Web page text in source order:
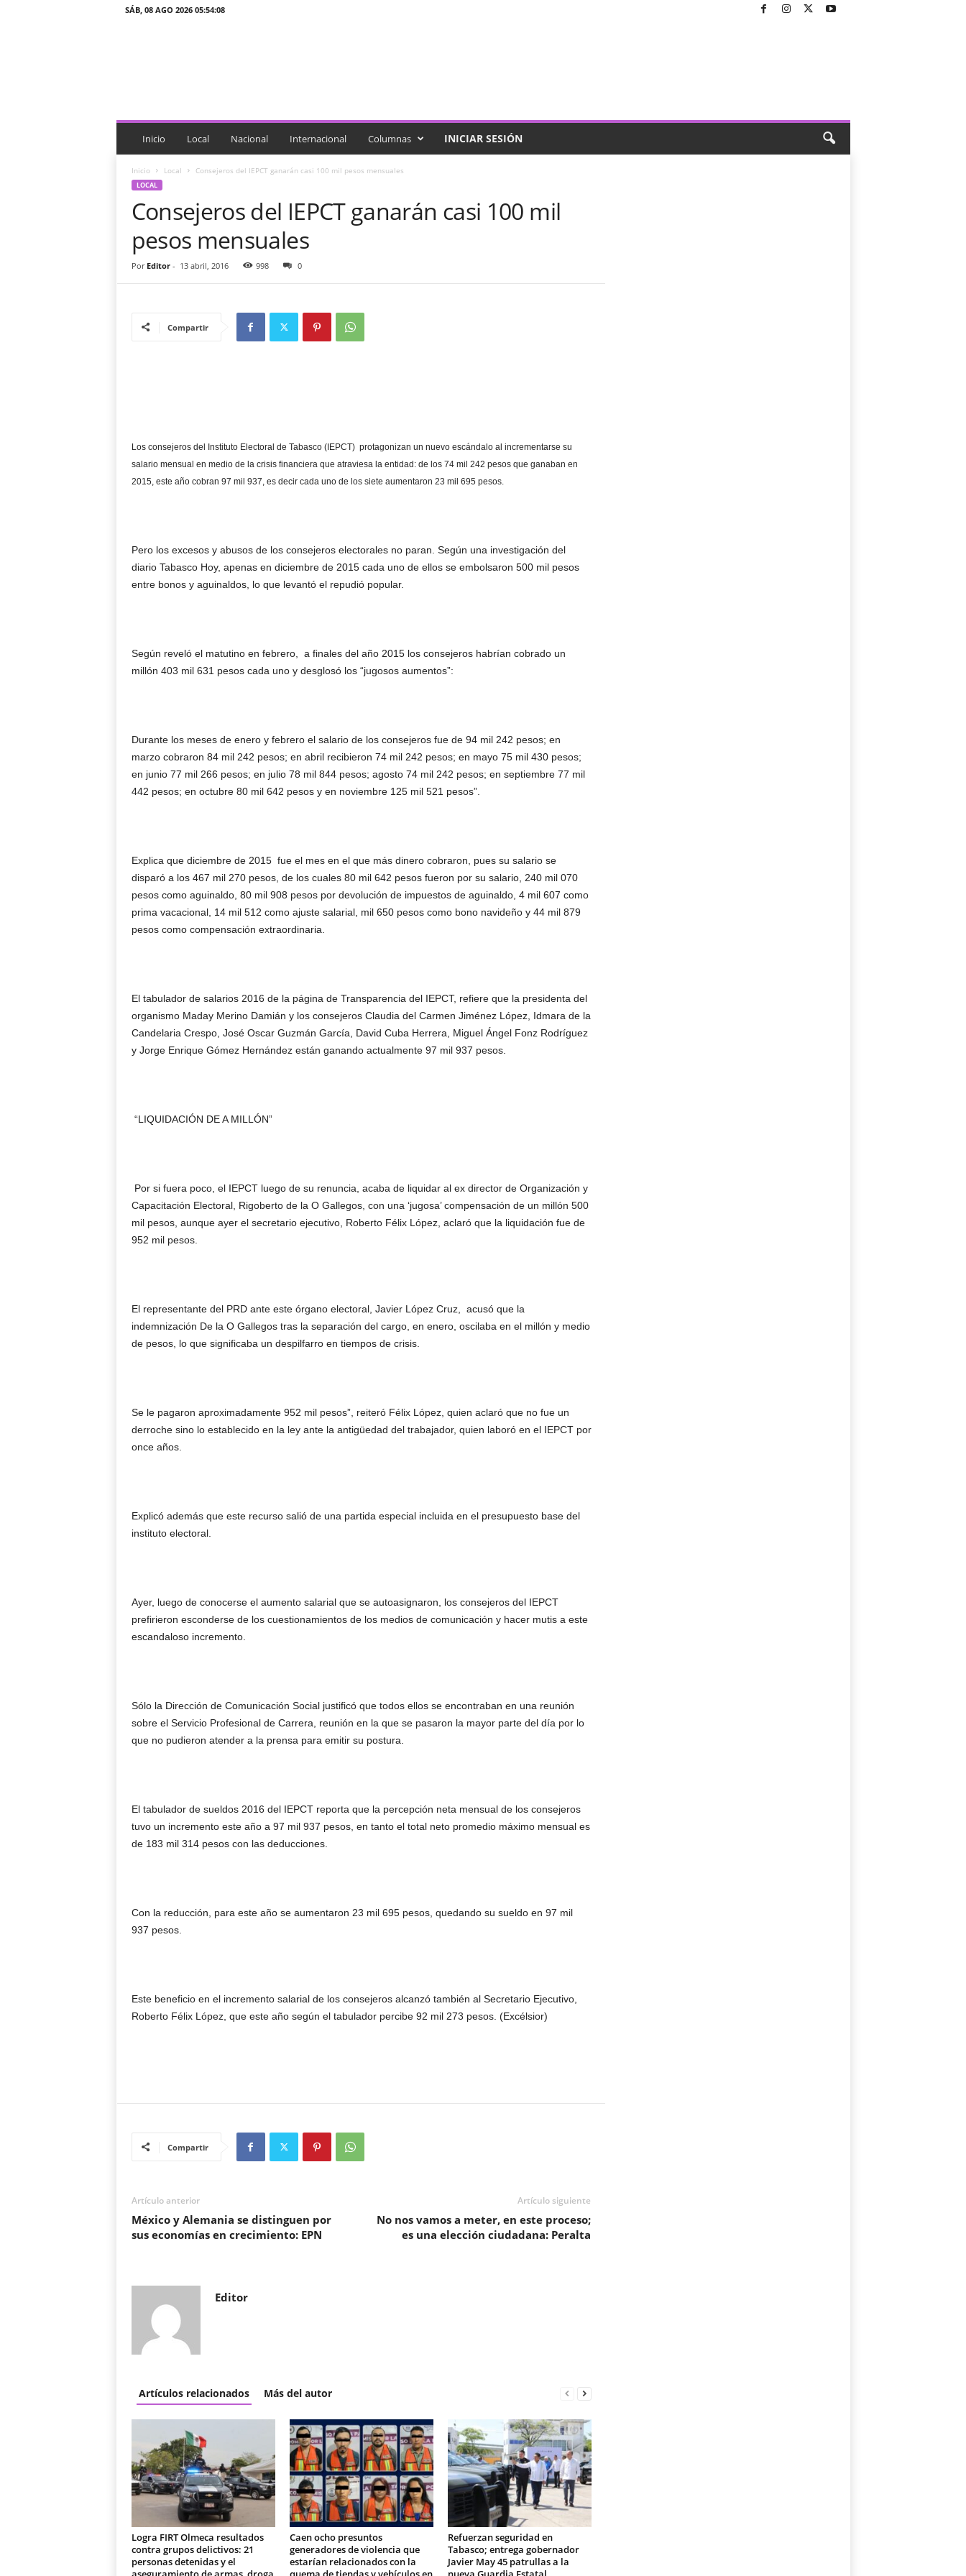
SÁB, 08 AGO 2026 05:54:08
c
a
Inicio Local Nacional Internacional Columnas INICIAR SESIÓN
Inicio Local Consejeros del IEPCT ganarán casi 100 mil pesos mensuales
LOCAL
Consejeros del IEPCT ganarán casi 100 mil
pesos mensuales
Por Editor- 13 abril, 2016 998 0
Compartir
Los consejeros del Instituto Electoral de Tabasco (IEPCT) protagonizan un nuevo escándalo al incrementarse su
salario mensual en medio de la crisis financiera que atraviesa la entidad: de los 74 mil 242 pesos que ganaban en
2015, este año cobran 97 mil 937, es decir cada uno de los siete aumentaron 23 mil 695 pesos.
Pero los excesos y abusos de los consejeros electorales no paran. Según una investigación del
diario Tabasco Hoy, apenas en diciembre de 2015 cada uno de ellos se embolsaron 500 mil pesos
entre bonos y aguinaldos, lo que levantó el repudió popular.
Según reveló el matutino en febrero, a finales del año 2015 los consejeros habrían cobrado un
millón 403 mil 631 pesos cada uno y desglosó los “jugosos aumentos”:
Durante los meses de enero y febrero el salario de los consejeros fue de 94 mil 242 pesos; en
marzo cobraron 84 mil 242 pesos; en abril recibieron 74 mil 242 pesos; en mayo 75 mil 430 pesos;
en junio 77 mil 266 pesos; en julio 78 mil 844 pesos; agosto 74 mil 242 pesos; en septiembre 77 mil
442 pesos; en octubre 80 mil 642 pesos y en noviembre 125 mil 521 pesos”.
Explica que diciembre de 2015 fue el mes en el que más dinero cobraron, pues su salario se
disparó a los 467 mil 270 pesos, de los cuales 80 mil 642 pesos fueron por su salario, 240 mil 070
pesos como aguinaldo, 80 mil 908 pesos por devolución de impuestos de aguinaldo, 4 mil 607 como
prima vacacional, 14 mil 512 como ajuste salarial, mil 650 pesos como bono navideño y 44 mil 879
pesos como compensación extraordinaria.
El tabulador de salarios 2016 de la página de Transparencia del IEPCT, refiere que la presidenta del
organismo Maday Merino Damián y los consejeros Claudia del Carmen Jiménez López, Idmara de la
Candelaria Crespo, José Oscar Guzmán García, David Cuba Herrera, Miguel Ángel Fonz Rodríguez
y Jorge Enrique Gómez Hernández están ganando actualmente 97 mil 937 pesos.
“LIQUIDACIÓN DE A MILLÓN”
Por si fuera poco, el IEPCT luego de su renuncia, acaba de liquidar al ex director de Organización y
Capacitación Electoral, Rigoberto de la O Gallegos, con una ‘jugosa’ compensación de un millón 500
mil pesos, aunque ayer el secretario ejecutivo, Roberto Félix López, aclaró que la liquidación fue de
952 mil pesos.
El representante del PRD ante este órgano electoral, Javier López Cruz, acusó que la
indemnización De la O Gallegos tras la separación del cargo, en enero, oscilaba en el millón y medio
de pesos, lo que significaba un despilfarro en tiempos de crisis.
Se le pagaron aproximadamente 952 mil pesos”, reiteró Félix López, quien aclaró que no fue un
derroche sino lo establecido en la ley ante la antigüedad del trabajador, quien laboró en el IEPCT por
once años.
Explicó además que este recurso salió de una partida especial incluida en el presupuesto base del
instituto electoral.
Ayer, luego de conocerse el aumento salarial que se autoasignaron, los consejeros del IEPCT
prefirieron esconderse de los cuestionamientos de los medios de comunicación y hacer mutis a este
escandaloso incremento.
Sólo la Dirección de Comunicación Social justificó que todos ellos se encontraban en una reunión
sobre el Servicio Profesional de Carrera, reunión en la que se pasaron la mayor parte del día por lo
que no pudieron atender a la prensa para emitir su postura.
El tabulador de sueldos 2016 del IEPCT reporta que la percepción neta mensual de los consejeros
tuvo un incremento este año a 97 mil 937 pesos, en tanto el total neto promedio máximo mensual es
de 183 mil 314 pesos con las deducciones.
Con la reducción, para este año se aumentaron 23 mil 695 pesos, quedando su sueldo en 97 mil
937 pesos.
Este beneficio en el incremento salarial de los consejeros alcanzó también al Secretario Ejecutivo,
Roberto Félix López, que este año según el tabulador percibe 92 mil 273 pesos. (Excélsior)
Compartir
Artículo anterior
México y Alemania se distinguen por
sus economías en crecimiento: EPN
Artículo siguiente
No nos vamos a meter, en este proceso;
es una elección ciudadana: Peralta
Editor
Artículos relacionados Más del autor
Logra FIRT Olmeca resultados
contra grupos delictivos: 21
personas detenidas y el
Caen ocho presuntos
generadores de violencia que
estarían relacionados con la
Refuerzan seguridad en
Tabasco; entrega gobernador
Javier May 45 patrullas a la